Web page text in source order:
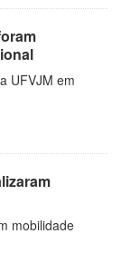
UFVJM em
mobilidade